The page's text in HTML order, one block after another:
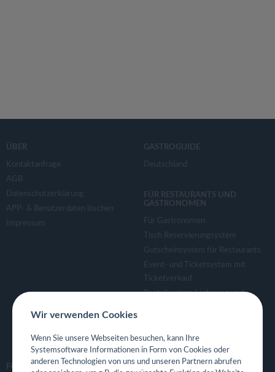
ÜBER
Kontaktanfrage
AGB
Datenschutzerklärung
APP- & Benutzerdaten löschen
Impressum
GASTROGUIDE
Deutschland
FÜR RESTAURANTS UND
GASTRONOMEN
Für Gastronomen
Tisch Reservierungsystem
Gutscheinsystem für Restaurants
Event- und Ticketsystem mit
Ticketverkauf
Bestellsystem Lieferung und
Eigene App für Restaurant
FOLGE UNS
Wir verwenden Cookies
Wenn Sie unsere Webseiten besuchen, kann Ihre
Systemsoftware Informationen in Form von Cookies oder
anderen Technologien von uns und unseren Partnern abrufen